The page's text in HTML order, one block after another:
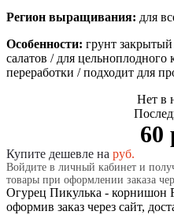
Регион выращивания: для
Особенности: грунт
салатов / для цельноплодного
переработки / подходит для
Нет в
60
Купите дешевле на руб.
Войдите в личный кабинет и
товары при оформлении заказа
Огурец Пикулька - корнишон
оформив заказ через сайт,